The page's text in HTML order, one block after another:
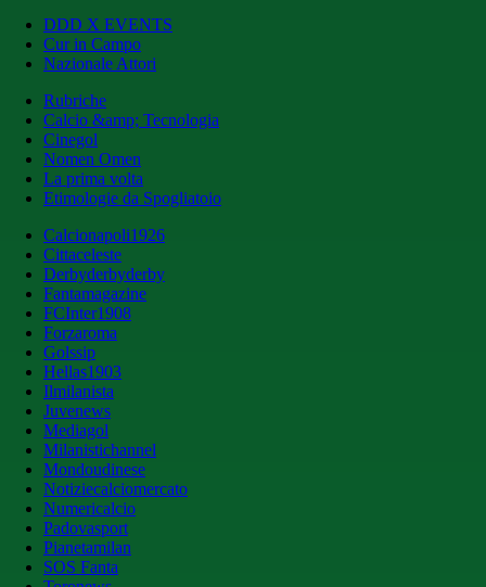
DDD X EVENTS
Cur in Campo
Nazionale Attori
Rubriche
Calcio &amp; Tecnologia
Cinegol
Nomen Omen
La prima volta
Etimologie da Spogliatoio
Calcionapoli1926
Cittaceleste
Derbyderbyderby
Fantamagazine
FCInter1908
Forzaroma
Golssip
Hellas1903
Ilmilanista
Juvenews
Mediagol
Milanistichannel
Mondoudinese
Notiziecalciomercato
Numericalcio
Padovasport
Pianetamilan
SOS Fanta